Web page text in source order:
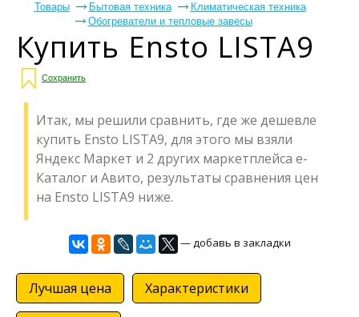
Товары Бытовая техника
Климатическая техника
Обогреватели и тепловые завесы
Купить Ensto LISTA9
Сохранить
Итак, мы решили сравнить, где же дешевле
купить Ensto LISTA9, для этого мы взяли
Яндекс Маркет и 2 других маркетплейса е-
Каталог и Авито, результаты сравнения цен
на Ensto LISTA9 ниже.
— добавь в закладки
Лучшая цена Характеристики